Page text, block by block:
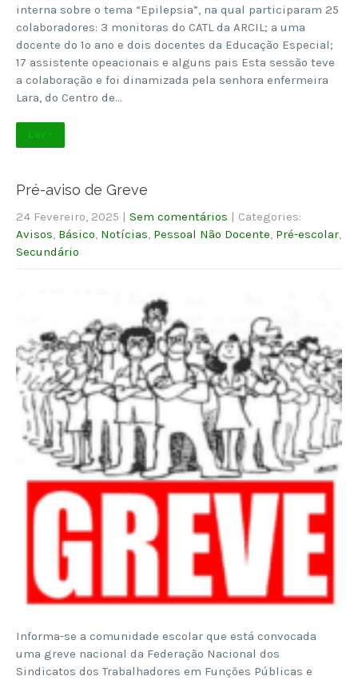
interna sobre o tema “Epilepsia”, na qual participaram 25
colaboradores: 3 monitoras do CATL da ARCIL; a uma
docente do 1º ano e dois docentes da Educação Especial;
17 assistente opeacionais e alguns pais Esta sessão teve
a colaboração e foi dinamizada pela senhora enfermeira
Lara, do Centro de…
Ler +
Pré-aviso de Greve
24 Fevereiro, 2025 | Sem comentários | Categories:
Avisos Básico Notícias Pessoal Não Docente Pré-escolar
Secundário
Informa-se a comunidade escolar que está convocada
uma greve nacional da Federação Nacional dos
Sindicatos dos Trabalhadores em Funções Públicas e